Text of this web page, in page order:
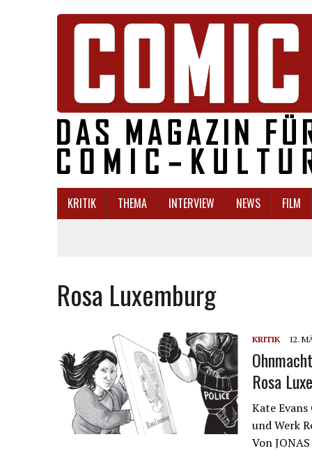
KRITIK THEMA INTERVIEW NEWS FILM
Rosa Luxemburg
KRITIK 12.
Rosa
Kate
und Werk
Von